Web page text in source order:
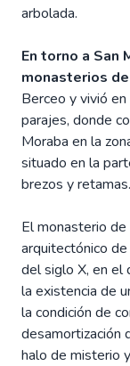
arbolada.
En torno a San
monasterios
Berceo y vivió
parajes, donde
Moraba en la
situado en la
brezos y retamas.
El monasterio
arquitectónico
del siglo X, en el
la existencia de
la condición de
desamortización
halo de misterio